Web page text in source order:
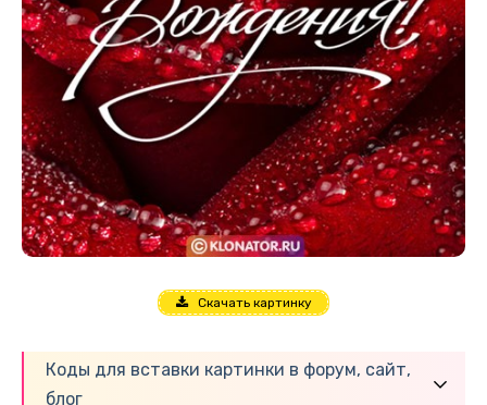
Скачать картинку
Коды для вставки картинки в форум, сайт,
блог